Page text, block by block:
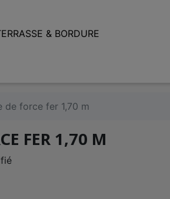
& BORDURE
de force fer 1,70 m
FER 1,70 M